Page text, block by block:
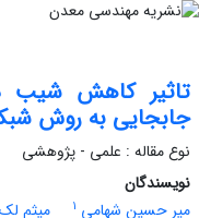
تاثیر کاهش شیب
جابجایی به روش
نوع مقاله : علمی - پژوهشی
نویسندگان
میر حسین شهامی 1 میثم لک